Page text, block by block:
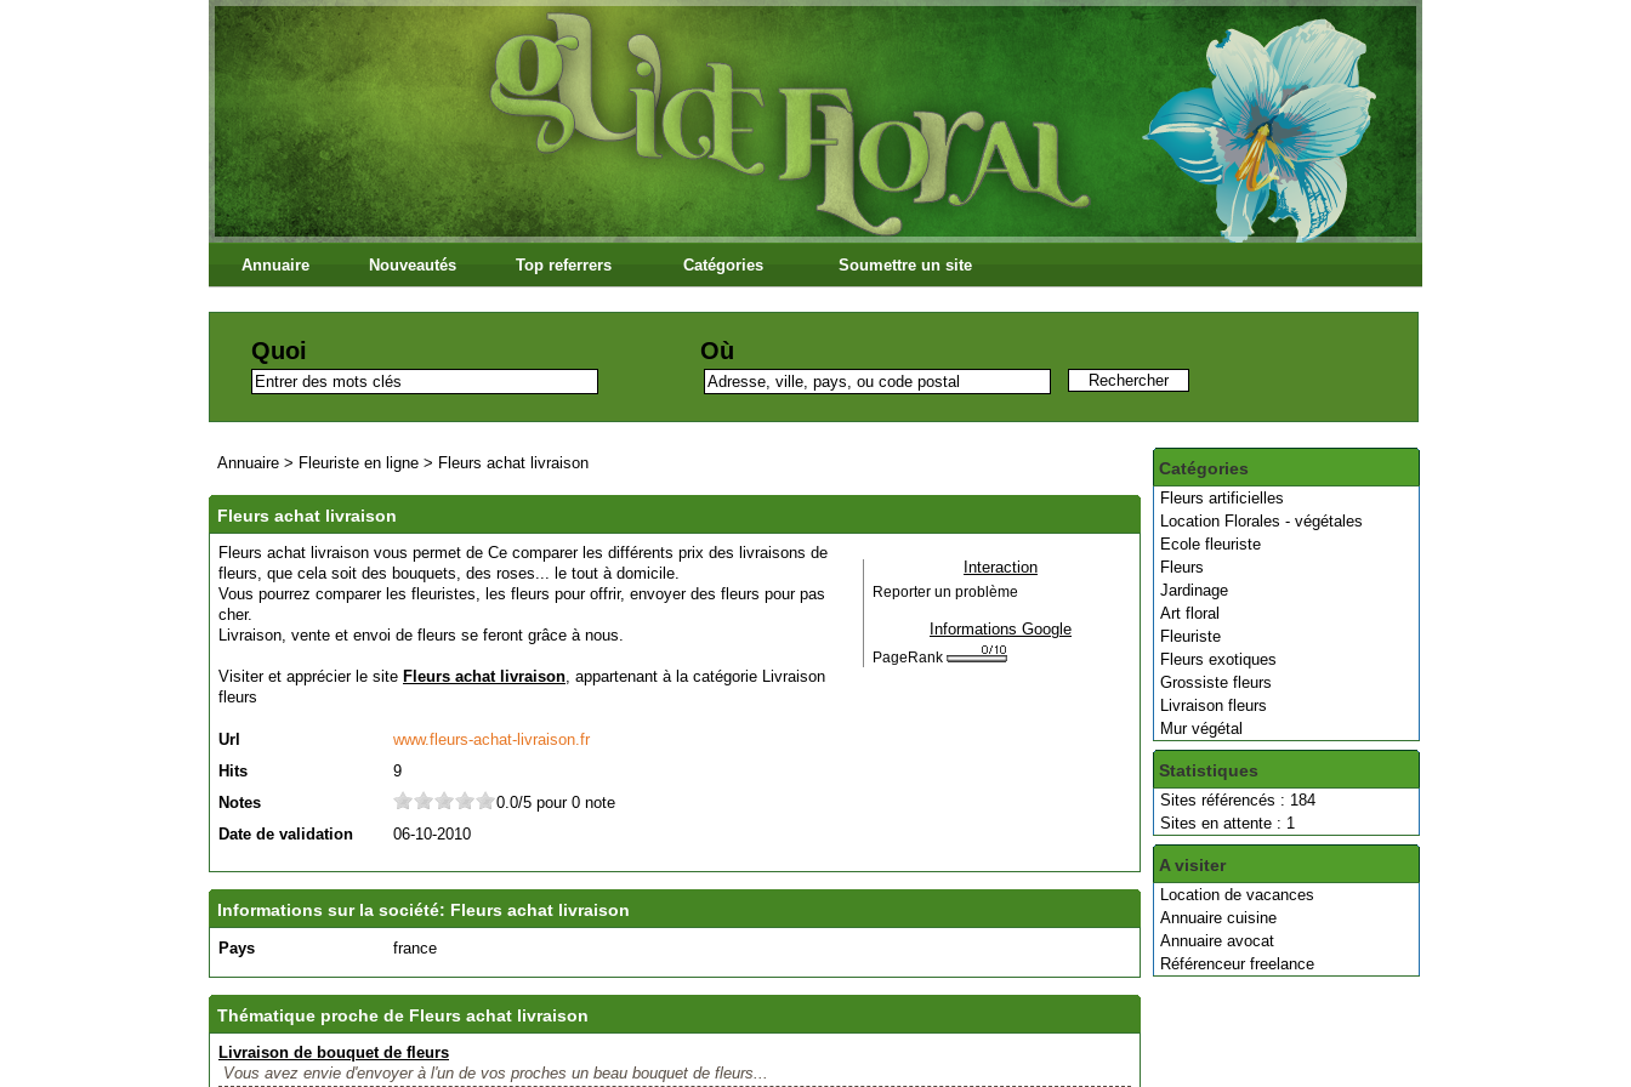
Annuaire Nouveautés Top referrers Catégories Soumettre un site
Quoi Où
Catégories
Fleurs artificielles
Location Florales - végétales
Ecole fleuriste
Fleurs
Jardinage
Art floral
Fleuriste
Fleurs exotiques
Grossiste fleurs
Livraison fleurs
Mur végétal
Statistiques
Sites référencés : 184
Sites en attente : 1
A visiter
Location de vacances
Annuaire cuisine
Annuaire avocat
Référenceur freelance
Annuaire > Fleuriste en ligne > Fleurs achat livraison
Fleurs achat livraison
Fleurs achat livraison vous permet de Ce comparer les différents prix des livraisons de
fleurs, que cela soit des bouquets, des roses... le tout à domicile.
Vous pourrez comparer les fleuristes, les fleurs pour offrir, envoyer des fleurs pour pas
cher.
Livraison, vente et envoi de fleurs se feront grâce à nous.
Visiter et apprécier le site Fleurs achat livraison, appartenant à la catégorie Livraison
fleurs
Url
www.fleurs-achat-livraison.fr
Hits
9
Notes
0.0/5 pour 0 note
Date de validation
06-10-2010
Interaction
Reporter un problème
Informations Google
PageRank
Informations sur la société: Fleurs achat livraison
Pays france
Thématique proche de Fleurs achat livraison
Livraison de bouquet de fleurs
Vous avez envie d'envoyer à l'un de vos proches un beau bouquet de fleurs...